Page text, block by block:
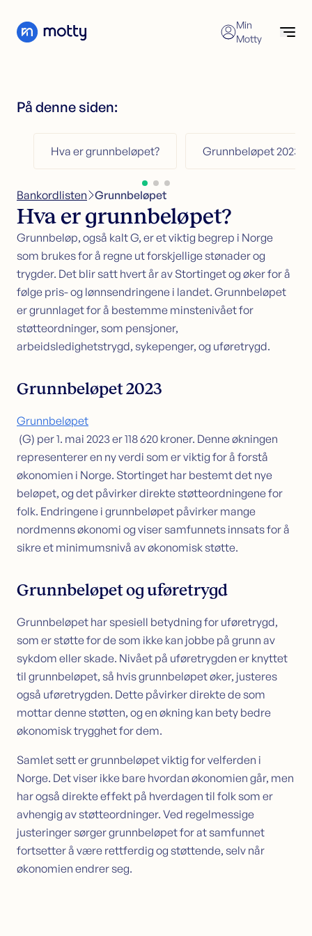
Min
Motty
Refinansiering
Kredittkort
Kundeservice
Søk forbrukslån
Forbrukslånskalkulator
Refinansiering
Refinansiering uten sikkerhet
Refinansiering med sikkerhet
Økonomisk hjelp
Kredittkort
Søk kredittkort
Kredittkortkalkulator
Sikkerhet i bolig
Søk lån med sikkerhet i bolig
Omstartslån
Boliglånskalkulator
Kundeservice
Kontakt oss
Guider
Artikler
Bankordlisten
Bankordlisten>Grunnbeløpet
Hva er grunnbeløpet?
Grunnbeløp, også kalt G, er et viktig begrep i Norge
som brukes for å regne ut forskjellige stønader og
trygder. Det blir satt hvert år av Stortinget og øker for å
følge pris- og lønnsendringene i landet. Grunnbeløpet
er grunnlaget for å bestemme minstenivået for
støtteordninger, som pensjoner,
arbeidsledighetstrygd, sykepenger, og uføretrygd.
Grunnbeløpet 2023
Grunnbeløpet
(G) per 1. mai 2023 er 118 620 kroner. Denne økningen
representerer en ny verdi som er viktig for å forstå
økonomien i Norge. Stortinget har bestemt det nye
beløpet, og det påvirker direkte støtteordningene for
folk. Endringene i grunnbeløpet påvirker mange
nordmenns økonomi og viser samfunnets innsats for å
sikre et minimumsnivå av økonomisk støtte.
Grunnbeløpet og uføretrygd
Grunnbeløpet har spesiell betydning for uføretrygd,
som er støtte for de som ikke kan jobbe på grunn av
sykdom eller skade. Nivået på uføretrygden er knyttet
til grunnbeløpet, så hvis grunnbeløpet øker, justeres
også uføretrygden. Dette påvirker direkte de som
mottar denne støtten, og en økning kan bety bedre
økonomisk trygghet for dem.
Samlet sett er grunnbeløpet viktig for velferden i
Norge. Det viser ikke bare hvordan økonomien går, men
har også direkte effekt på hverdagen til folk som er
avhengig av støtteordninger. Ved regelmessige
justeringer sørger grunnbeløpet for at samfunnet
fortsetter å være rettferdig og støttende, selv når
økonomien endrer seg.
På denne siden:
Hva er grunnbeløpet? Grunnbeløpet 2023